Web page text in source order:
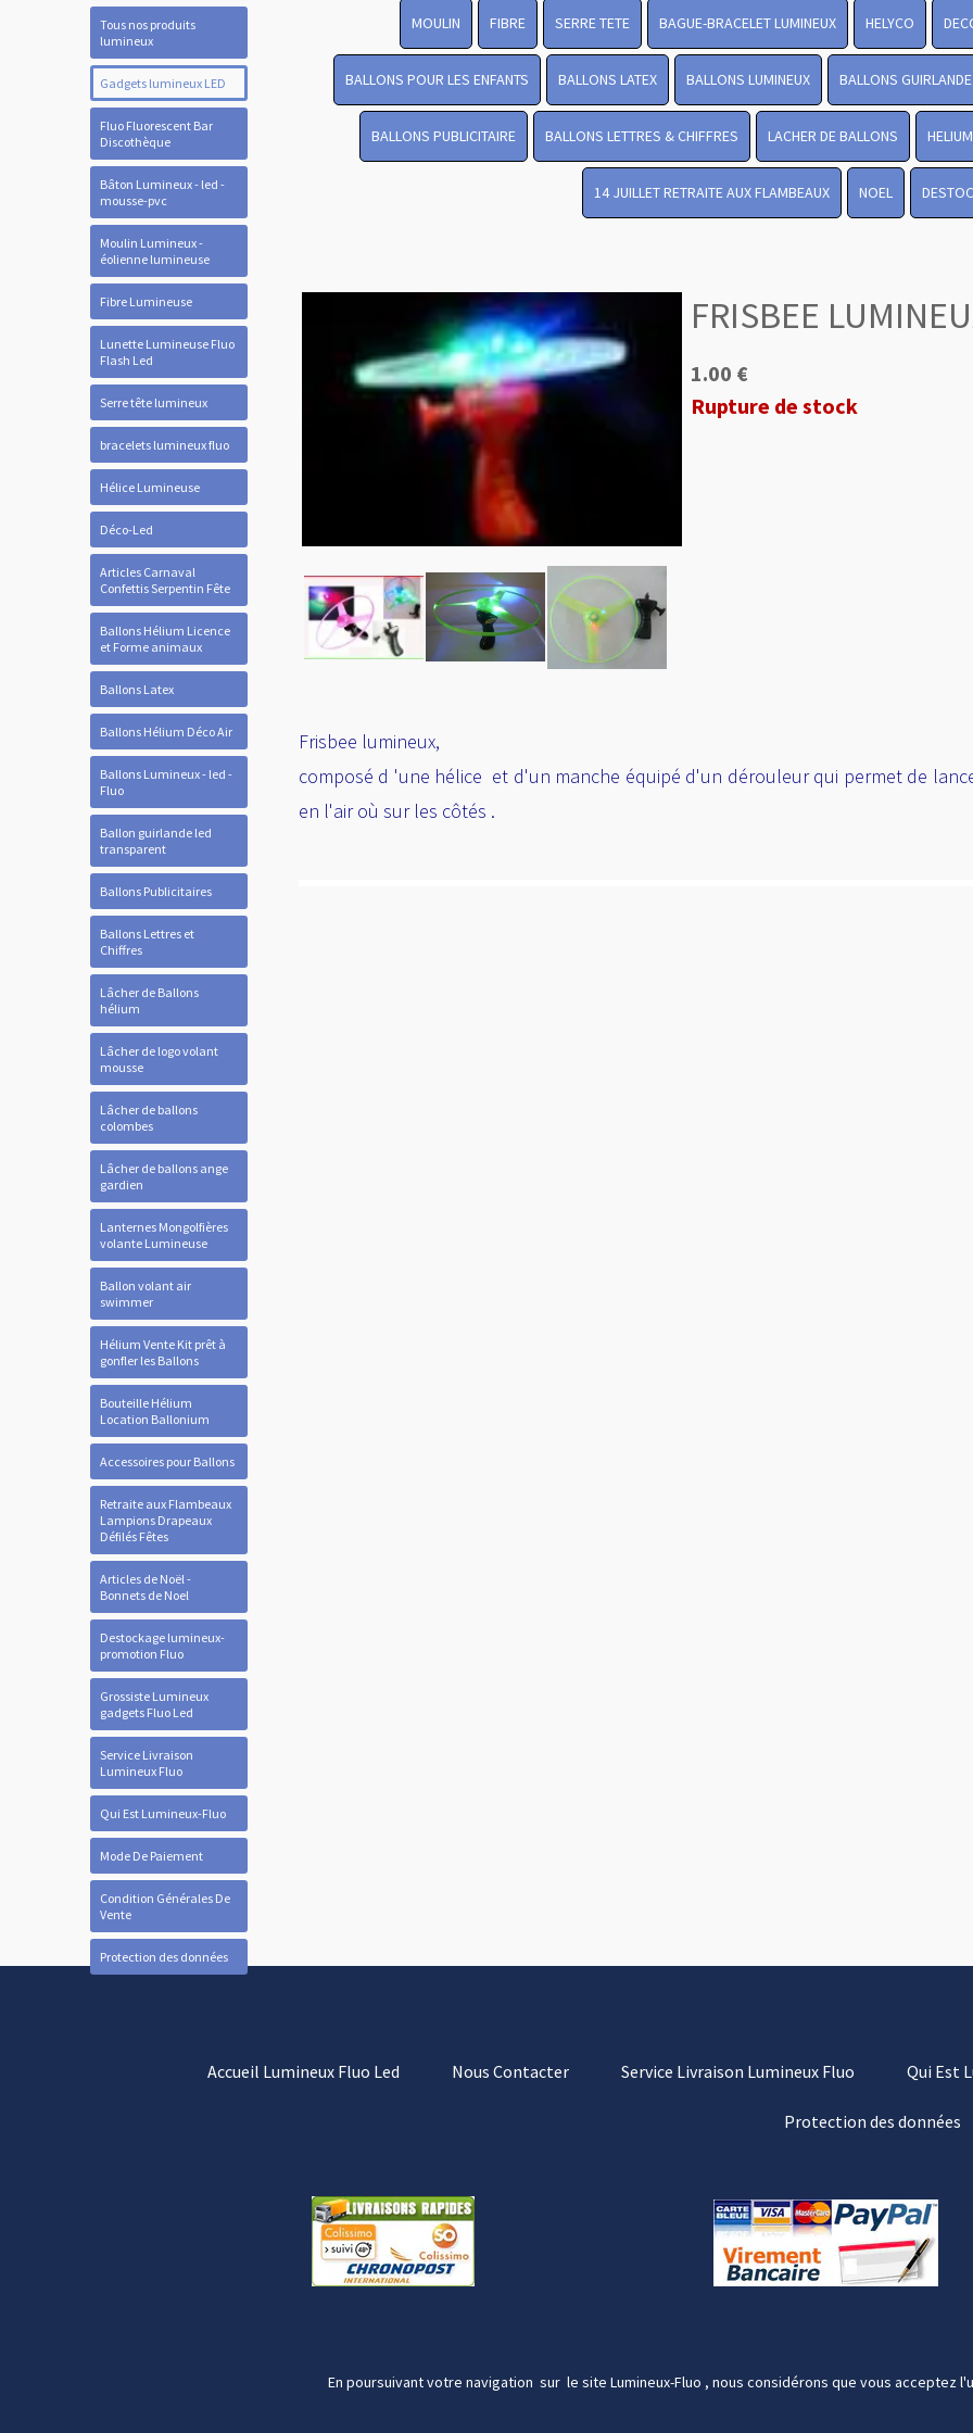
Tous nos produits
lumineux
Gadgets lumineux LED
Fluo Fluorescent Bar
Discothèque
Bâton Lumineux - led -
mousse-pvc
Moulin Lumineux -
éolienne lumineuse
Fibre Lumineuse
Lunette Lumineuse Fluo
Flash Led
Serre tête lumineux
bracelets lumineux fluo
Hélice Lumineuse
Déco-Led
Articles Carnaval
Confettis Serpentin Fête
Ballons Hélium Licence
et Forme animaux
Ballons Latex
Ballons Hélium Déco Air
Ballons Lumineux - led -
Fluo
Ballon guirlande led
transparent
Ballons Publicitaires
Ballons Lettres et
Chiffres
Lâcher de Ballons
hélium
Lâcher de logo volant
mousse
Lâcher de ballons
colombes
Lâcher de ballons ange
gardien
Lanternes Mongolfières
volante Lumineuse
Ballon volant air
swimmer
Hélium Vente Kit prêt à
gonfler les Ballons
Bouteille Hélium
Location Ballonium
Accessoires pour Ballons
Retraite aux Flambeaux
Lampions Drapeaux
Défilés Fêtes
Articles de Noël -
Bonnets de Noel
Destockage lumineux-
promotion Fluo
Grossiste Lumineux
gadgets Fluo Led
Service Livraison
Lumineux Fluo
Qui Est Lumineux-Fluo
Mode De Paiement
Condition Générales De
Vente
Protection des données
Accueil Lumineux Fluo Led Nous Contacter Service Livraison Lumineux Fluo Qui Est
Protection des données
En poursuivant votre navigation sur le site Lumineux-Fluo , nous considérons que vous acceptez
MOULIN FIBRE SERRE TETE BAGUE-BRACELET LUMINEUX HELYCO
BALLONS POUR LES ENFANTS BALLONS LATEX BALLONS LUMINEUX BALLONS GUIRLANDE
BALLONS PUBLICITAIRE BALLONS LETTRES & CHIFFRES LACHER DE BALLONS
14 JUILLET RETRAITE AUX FLAMBEAUX NOEL
FRISBEE
1.00 €
Rupture de stock
Frisbee lumineux,
composé d 'une hélice et d'un manche équipé d'un dérouleur qui permet de
en l'air où sur les côtés .